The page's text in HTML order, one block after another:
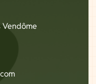
Vendôme